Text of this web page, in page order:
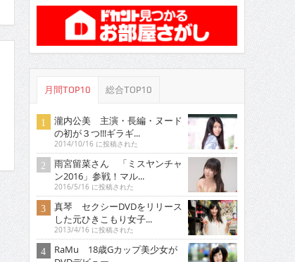
月間TOP10 総合TOP10
瀧内公美 主演・長編・ヌード
の初が３つ!!!ギラギ...
2014/10/16 に投稿された
雨宮留菜さん 「ミスヤンチャ
ン2016」参戦！マル...
2016/5/16 に投稿された
真琴 セクシーDVDをリリース
した元ひきこもり女子...
2013/4/16 に投稿された
RaMu 18歳Gカップ美少女が